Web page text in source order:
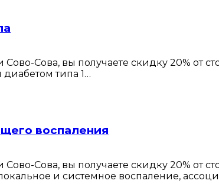
Сова, вы получаете скидку 20% от
типа 1…
воспаления
Сова, вы получаете скидку 20% от
и системное воспаление,